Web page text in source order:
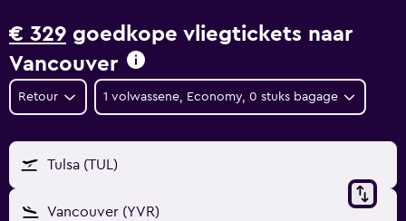
€ 329 goedkope vliegtickets naar
Vancouver
Retour 1 volwassene, Economy, 0 stuks bagage
Tulsa (TUL)
Vancouver (YVR)